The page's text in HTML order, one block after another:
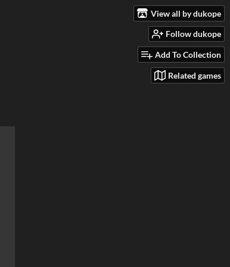
View all by dukope
Follow dukope
Add To Collection
Related games